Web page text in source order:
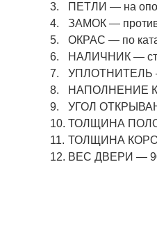
ПЕТЛИ — на
ЗАМОК —
ОКРАС — по
НАЛИЧНИК —
УПЛОТНИТЕЛЬ —
НАПОЛНЕНИЕ
УГОЛ
ТОЛЩИНА
ТОЛЩИНА
ВЕС ДВЕРИ —